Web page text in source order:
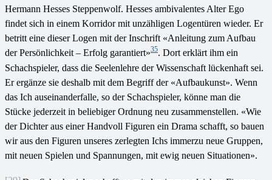
Hermann Hesses Steppenwolf. Hesses ambivalentes Alter Ego
findet sich in einem Korridor mit unzähligen Logentüren wieder. Er
betritt eine dieser Logen mit der Inschrift «Anleitung zum Aufbau
der Persönlichkeit – Erfolg garantiert»35. Dort erklärt ihm ein
Schachspieler, dass die Seelenlehre der Wissenschaft lückenhaft sei.
Er ergänze sie deshalb mit dem Begriff der «Aufbaukunst». Wenn
das Ich auseinanderfalle, so der Schachspieler, könne man die
Stücke jederzeit in beliebiger Ordnung neu zusammenstellen. «Wie
der Dichter aus einer Handvoll Figuren ein Drama schafft, so bauen
wir aus den Figuren unseres zerlegten Ichs immerzu neue Gruppen,
mit neuen Spielen und Spannungen, mit ewig neuen Situationen».